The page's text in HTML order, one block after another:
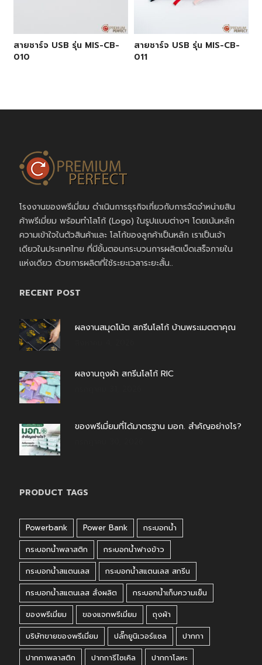
สายชาร์จ USB รุ่น MIS-CB-
010
สายชาร์จ USB รุ่น MIS-CB-
011
โรงงานของพรีเมี่ยม ดำเนินการธุรกิจเกี่ยวกับการจัดจำหน่ายสิน
ค้าพรีเมี่ยม พร้อมทำโลโก้ (Logo) ในรูปแบบต่างๆ โดยเน้นหลัก
ความเข้าใจในตัวสินค้าและ โลโก้ของลูกค้าเป็นหลัก เราเป็นเจ้า
เดียวในประเทศไทย ที่มีขั้นตอนกระบวนการผลิตเบ็ดเสร็จภายใน
แห่งเดียว ด้วยการผลิตที่ใช้ระยะเวลาระยะสั้น..
RECENT POST
ผลงานสมุดโน้ต สกรีนโลโก้ บ้านพระเมตตาคุณ
ผลงานถุงผ้า สกรีนโลโก้ RIC
ของพรีเมี่ยมที่ได้มาตรฐาน มอก. สำคัญอย่างไร?
PRODUCT TAGS
Powerbank Power Bank
กระบอกน้ำ
กระบอกน้ำพลาสติก
กระบอกน้ำฟางข้าว
กระบอกน้ำสแตนเลส
กระบอกน้ำสแตนเลส สกรีน
กระบอกน้ำสแตนเลส สั่งผลิต
กระบอกน้ำเก็บความเย็น
ของพรีเมี่ยม
ของแจกพรีเมี่ยม
ถุงผ้า
บริษัทขายของพรีเมี่ยม
ปลั๊กยูนิเวอร์แซล
ปากกา
ปากกาพลาสติก
ปากการีไซเคิล
ปากกาโลหะ